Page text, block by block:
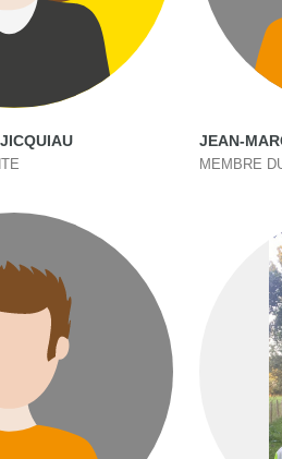
JEAN-
MEMBRE